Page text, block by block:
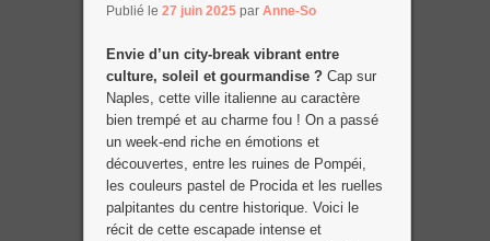
Publié le 27 juin 2025 par Anne-So
Envie d’un city-break vibrant entre
culture, soleil et gourmandise ?Cap sur
Naples, cette ville italienne au caractère
bien trempé et au charme fou ! On a passé
un week-end riche en émotions et
découvertes, entre les ruines de Pompéi,
les couleurs pastel de Procida et les ruelles
palpitantes du centre historique. Voici le
récit de cette escapade intense et